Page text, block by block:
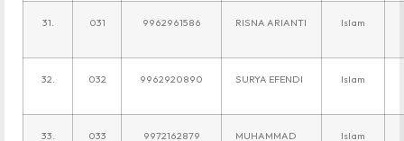
31. 031 9962961586 RISNA ARIANTI Islam
32. 032 9962920890 SURYA EFENDI Islam
33. 033 9972162879
MUHAMMAD
Islam